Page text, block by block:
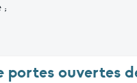
;
portes ouvertes